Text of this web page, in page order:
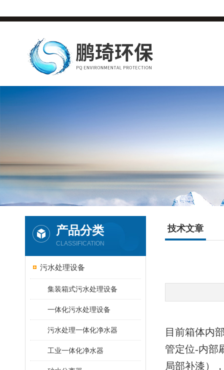
产品分类
CLASSIFICATION
污水处理设备
集装箱式污水处理设备
一体化污水处理设备
污水处理一体化净水器
工业一体化净水器
技术文章
目前箱体内
管定位-内部
局部补漆）